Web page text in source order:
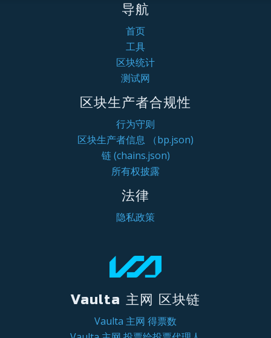
导航
首页
工具
区块统计
测试网
区块生产者合规性
行为守则
区块生产者信息 （bp.json)
链 (chains.json)
所有权披露
法律
隐私政策
Vaulta 主网 区块链
Vaulta 主网 得票数